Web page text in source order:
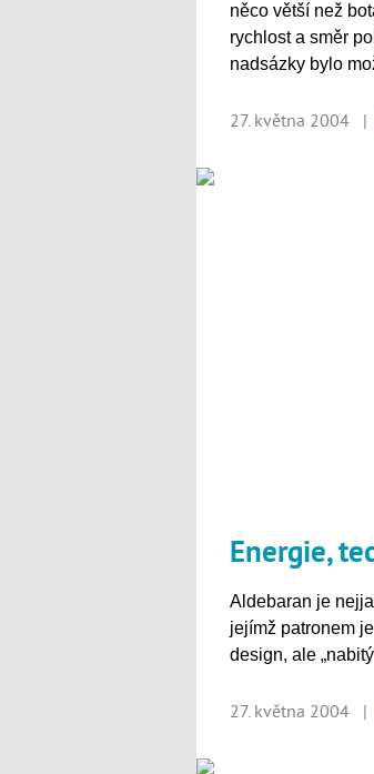
něco větší než
rychlost a směr
nadsázky bylo
27. května 2004 |
Energie,
Aldebaran je
jejímž patronem
design, ale
27. května 2004 |